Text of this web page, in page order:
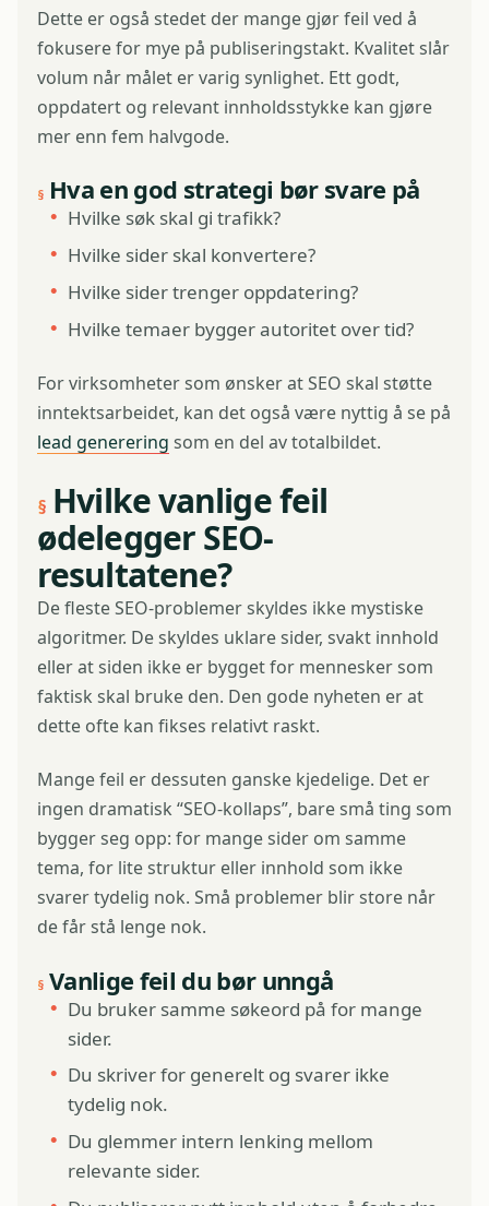
Dette er også stedet der mange gjør feil ved å
fokusere for mye på publiseringstakt. Kvalitet slår
volum når målet er varig synlighet. Ett godt,
oppdatert og relevant innholdsstykke kan gjøre
mer enn fem halvgode.
Hva en god strategi bør svare på
Hvilke søk skal gi trafikk?
Hvilke sider skal konvertere?
Hvilke sider trenger oppdatering?
Hvilke temaer bygger autoritet over tid?
For virksomheter som ønsker at SEO skal støtte
inntektsarbeidet, kan det også være nyttig å se på
lead generering som en del av totalbildet.
Hvilke vanlige feil
ødelegger SEO-
resultatene?
De fleste SEO-problemer skyldes ikke mystiske
algoritmer. De skyldes uklare sider, svakt innhold
eller at siden ikke er bygget for mennesker som
faktisk skal bruke den. Den gode nyheten er at
dette ofte kan fikses relativt raskt.
Mange feil er dessuten ganske kjedelige. Det er
ingen dramatisk “SEO-kollaps”, bare små ting som
bygger seg opp: for mange sider om samme
tema, for lite struktur eller innhold som ikke
svarer tydelig nok. Små problemer blir store når
de får stå lenge nok.
Vanlige feil du bør unngå
Du bruker samme søkeord på for mange
sider.
Du skriver for generelt og svarer ikke
tydelig nok.
Du glemmer intern lenking mellom
relevante sider.